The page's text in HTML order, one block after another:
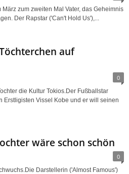
zum zweiten Mal Vater, das Geheimnis
Der Rapstar ('Can't Hold Us'),...
auf
0
die Kultur Tokios.Der Fußballstar
Erstligisten Vissel Kobe und er will seinen
wäre schon schön
0
Darstellerin ('Almost Famous')